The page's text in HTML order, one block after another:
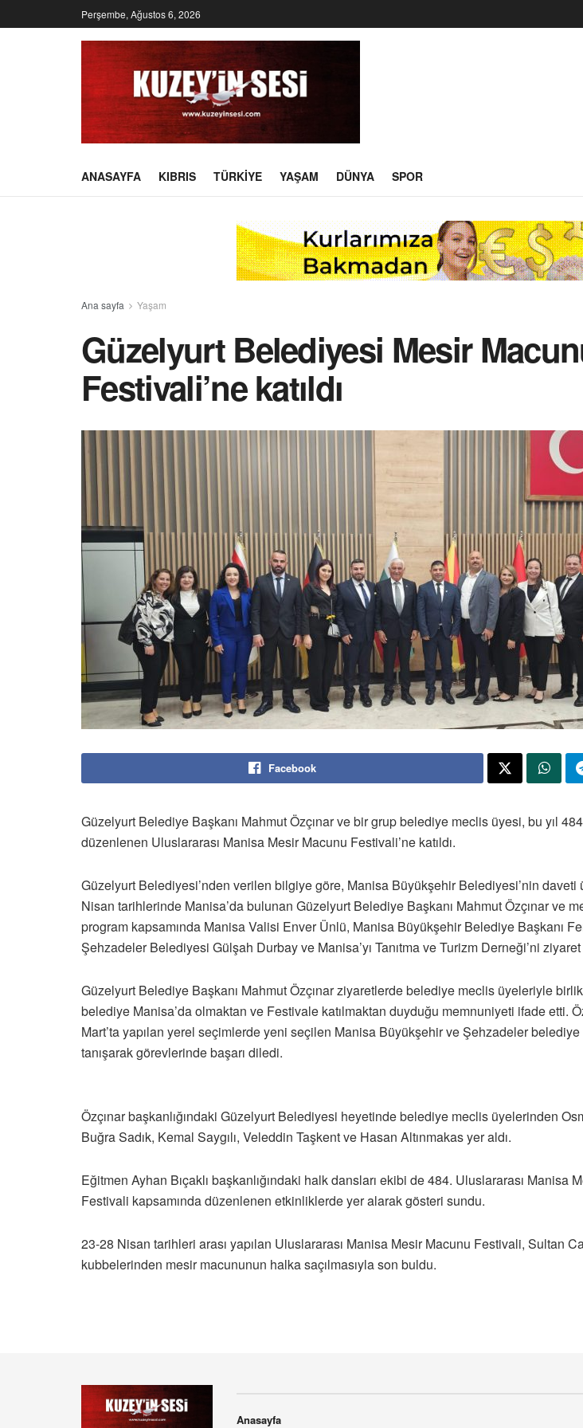
Perşembe, Ağustos 6, 2026
ANASAYFA KIBRIS TÜRKIYE YAŞAM DÜNYA SPOR
Ana sayfa Yaşam
Güzelyurt Belediyesi Mesir
Festivali’ne katıldı
Facebook
Güzelyurt Belediye Başkanı Mahmut Özçınar ve bir grup belediye meclis üyesi, bu yıl
düzenlenen Uluslararası Manisa Mesir Macunu Festivali’ne katıldı.
Güzelyurt Belediyesi’nden verilen bilgiye göre, Manisa Büyükşehir Belediyesi’nin daveti
Nisan tarihlerinde Manisa’da bulunan Güzelyurt Belediye Başkanı Mahmut Özçınar ve
program kapsamında Manisa Valisi Enver Ünlü, Manisa Büyükşehir Belediye Başkanı
Şehzadeler Belediyesi Gülşah Durbay ve Manisa’yı Tanıtma ve Turizm Derneği’ni
Güzelyurt Belediye Başkanı Mahmut Özçınar ziyaretlerde belediye meclis üyeleriyle
belediye Manisa’da olmaktan ve Festivale katılmaktan duyduğu memnuniyeti ifade etti.
Mart’ta yapılan yerel seçimlerde yeni seçilen Manisa Büyükşehir ve Şehzadeler belediye
tanışarak görevlerinde başarı diledi.
Özçınar başkanlığındaki Güzelyurt Belediyesi heyetinde belediye meclis üyelerinden
Buğra Sadık, Kemal Saygılı, Veleddin Taşkent ve Hasan Altınmakas yer aldı.
Eğitmen Ayhan Bıçaklı başkanlığındaki halk dansları ekibi de 484. Uluslararası Manisa
Festivali kapsamında düzenlenen etkinliklerde yer alarak gösteri sundu.
23-28 Nisan tarihleri arası yapılan Uluslararası Manisa Mesir Macunu Festivali, Sultan
kubbelerinden mesir macununun halka saçılmasıyla son buldu.
Anasayfa